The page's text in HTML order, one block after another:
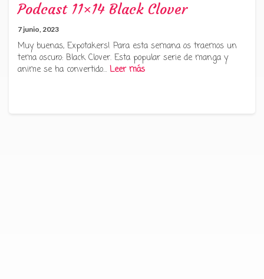
Podcast 11×14 Black Clover
7 junio, 2023
Muy buenas, Expotakers! Para esta semana os traemos un
tema oscuro: Black Clover. Esta popular serie de manga y
anime se ha convertido… Leer más